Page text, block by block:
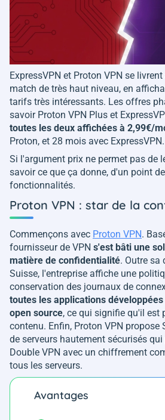
ExpressVPN et Proton VPN se
match de très haut niveau, en
tarifs très intéressants. Les offres
savoir Proton VPN Plus et
toutes les deux affichées à 2,99€/
Proton, et 28 mois avec ExpressVPN.
Si l'argument prix ne permet pas de
savoir ce que ça donne, d'un point
fonctionnalités.
Proton VPN : star de la
Commençons avec Proton VPN.
fournisseur de VPN s'est bâti une
matière de confidentialité. Outre sa
Suisse, l'entreprise affiche une
conservation des journaux de
toutes les applications
open source, ce qui signifie qu'il est
contenu. Enfin, Proton VPN propose
de serveurs hautement sécurisés
Double VPN avec un chiffrement
tous les serveurs.
Avantages